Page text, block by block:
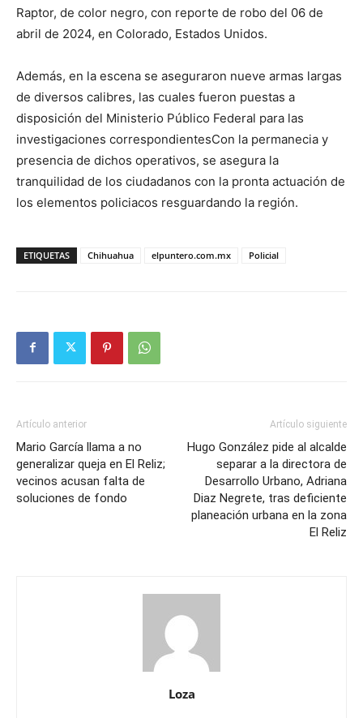
Raptor, de color negro, con reporte de robo del 06 de
abril de 2024, en Colorado, Estados Unidos.
Además, en la escena se aseguraron nueve armas largas
de diversos calibres, las cuales fueron puestas a
disposición del Ministerio Público Federal para las
investigaciones correspondientesCon la permanecia y
presencia de dichos operativos, se asegura la
tranquilidad de los ciudadanos con la pronta actuación de
los elementos policiacos resguardando la región.
ETIQUETAS Chihuahua elpuntero.com.mx Policial
Artículo anterior
Mario García llama a no
generalizar queja en El Reliz;
vecinos acusan falta de
soluciones de fondo
Artículo siguiente
Hugo González pide al alcalde
separar a la directora de
Desarrollo Urbano, Adriana
Diaz Negrete, tras deficiente
planeación urbana en la zona
El Reliz
Loza